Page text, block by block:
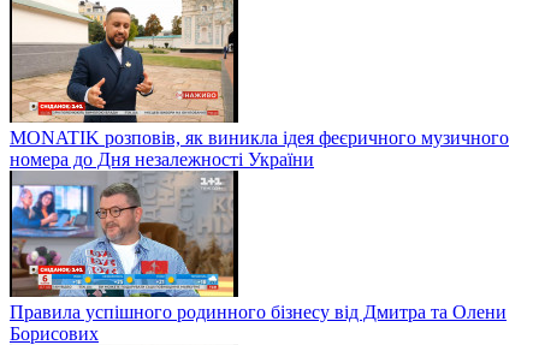
MONATIK розповів, як виникла ідея феєричного музичного
номера до Дня незалежності України
Правила успішного родинного бізнесу від Дмитра та Олени
Борисових